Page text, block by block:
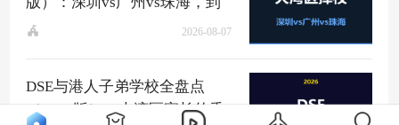
底该去哪？
2026-08-07
DSE与港人子弟学校全盘点
（2026版）：大湾区家长的香